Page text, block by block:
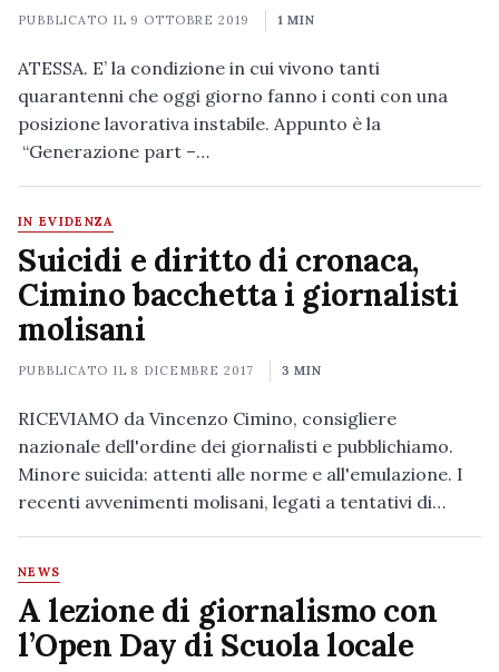
PUBBLICATO IL 9 OTTOBRE 2019 1 MIN
ATESSA. E’ la condizione in cui vivono tanti
quarantenni che oggi giorno fanno i conti con una
posizione lavorativa instabile. Appunto è la
“Generazione part –…
IN EVIDENZA
Suicidi e diritto di cronaca,
Cimino bacchetta i giornalisti
molisani
PUBBLICATO IL 8 DICEMBRE 2017 3 MIN
RICEVIAMO da Vincenzo Cimino, consigliere
nazionale dell'ordine dei giornalisti e pubblichiamo.
Minore suicida: attenti alle norme e all'emulazione. I
recenti avvenimenti molisani, legati a tentativi di…
NEWS
A lezione di giornalismo con
l’Open Day di Scuola locale